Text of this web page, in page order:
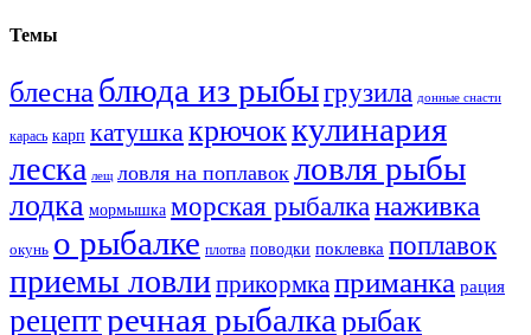
Темы
блесна блюда из рыбыгрузила донные снасти
карась карп катушкакрючоккулинария
леска лещ ловля на поплавок ловля рыбы
лодка мормышка морская рыбалканаживка
окунь о рыбалке плотва поводки поклевка поплавок
приемы ловлиприкормкаприманка рация
рецептречная рыбалка рыбак